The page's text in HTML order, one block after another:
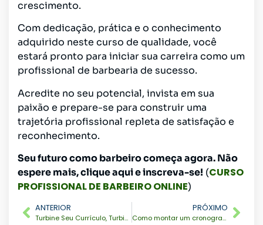
crescimento.
Com dedicação, prática e o conhecimento
adquirido neste curso de qualidade, você
estará pronto para iniciar sua carreira como um
profissional de barbearia de sucesso.
Acredite no seu potencial, invista em sua
paixão e prepare-se para construir uma
trajetória profissional repleta de satisfação e
reconhecimento.
Seu futuro como barbeiro começa agora. Não
espere mais, clique aqui e inscreva-se! (CURSO
PROFISSIONAL DE BARBEIRO ONLINE)
ANTERIOR
Turbine Seu Currículo, Turbinar Sua Carreira: Os Cursos Online Que Farão a Diferença.
PRÓXIMO
Como montar um cronograma de estudos para cursos online